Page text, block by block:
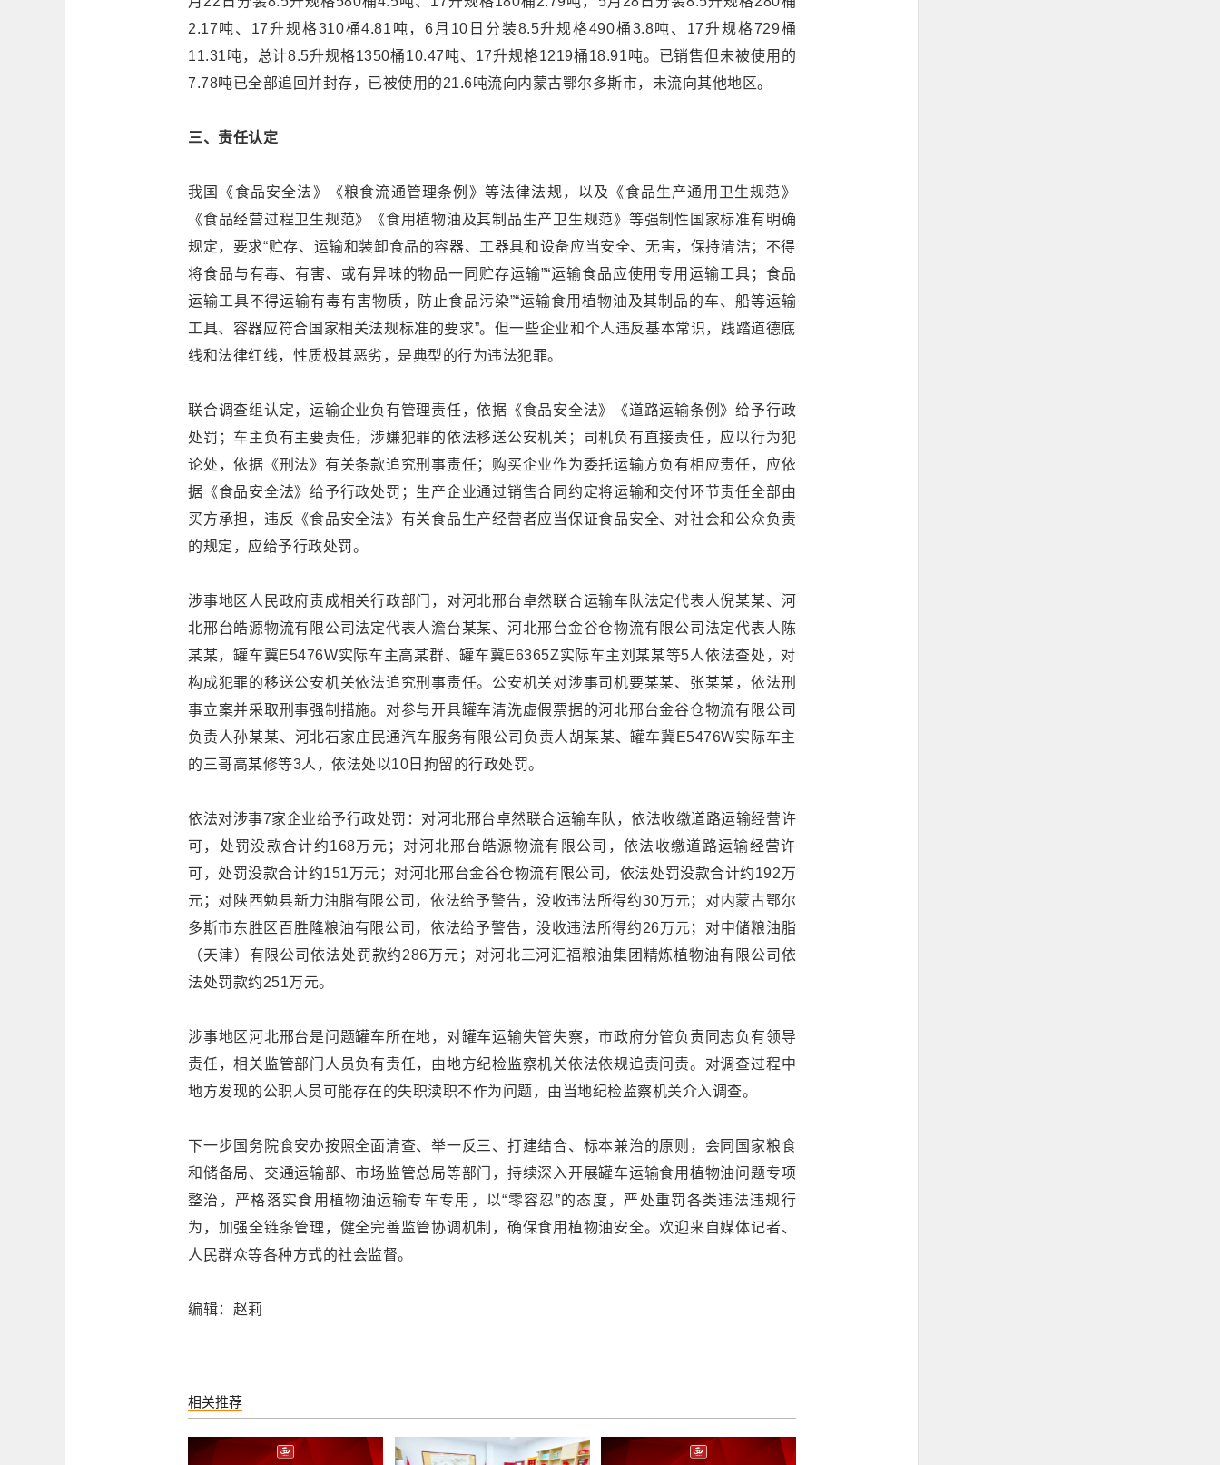
2.17吨、17升规格310桶4.81吨，6月10日分装8.5升规格490桶3.8吨、17升规格729桶
11.31吨，总计8.5升规格1350桶10.47吨、17升规格1219桶18.91吨。已销售但未被使用的
7.78吨已全部追回并封存，已被使用的21.6吨流向内蒙古鄂尔多斯市，未流向其他地区。
三、责任认定
我国《食品安全法》《粮食流通管理条例》等法律法规，以及《食品生产通用卫生规范》
《食品经营过程卫生规范》《食用植物油及其制品生产卫生规范》等强制性国家标准有明确
规定，要求“贮存、运输和装卸食品的容器、工器具和设备应当安全、无害，保持清洁；不得
将食品与有毒、有害、或有异味的物品一同贮存运输”“运输食品应使用专用运输工具；食品
运输工具不得运输有毒有害物质，防止食品污染”“运输食用植物油及其制品的车、船等运输
工具、容器应符合国家相关法规标准的要求”。但一些企业和个人违反基本常识，践踏道德底
线和法律红线，性质极其恶劣，是典型的行为违法犯罪。
联合调查组认定，运输企业负有管理责任，依据《食品安全法》《道路运输条例》给予行政
处罚；车主负有主要责任，涉嫌犯罪的依法移送公安机关；司机负有直接责任，应以行为犯
论处，依据《刑法》有关条款追究刑事责任；购买企业作为委托运输方负有相应责任，应依
据《食品安全法》给予行政处罚；生产企业通过销售合同约定将运输和交付环节责任全部由
买方承担，违反《食品安全法》有关食品生产经营者应当保证食品安全、对社会和公众负责
的规定，应给予行政处罚。
涉事地区人民政府责成相关行政部门，对河北邢台卓然联合运输车队法定代表人倪某某、河
北邢台皓源物流有限公司法定代表人澹台某某、河北邢台金谷仓物流有限公司法定代表人陈
某某，罐车冀E5476W实际车主高某群、罐车冀E6365Z实际车主刘某某等5人依法查处，对
构成犯罪的移送公安机关依法追究刑事责任。公安机关对涉事司机要某某、张某某，依法刑
事立案并采取刑事强制措施。对参与开具罐车清洗虚假票据的河北邢台金谷仓物流有限公司
负责人孙某某、河北石家庄民通汽车服务有限公司负责人胡某某、罐车冀E5476W实际车主
的三哥高某修等3人，依法处以10日拘留的行政处罚。
依法对涉事7家企业给予行政处罚：对河北邢台卓然联合运输车队，依法收缴道路运输经营许
可，处罚没款合计约168万元；对河北邢台皓源物流有限公司，依法收缴道路运输经营许
可，处罚没款合计约151万元；对河北邢台金谷仓物流有限公司，依法处罚没款合计约192万
元；对陕西勉县新力油脂有限公司，依法给予警告，没收违法所得约30万元；对内蒙古鄂尔
多斯市东胜区百胜隆粮油有限公司，依法给予警告，没收违法所得约26万元；对中储粮油脂
（天津）有限公司依法处罚款约286万元；对河北三河汇福粮油集团精炼植物油有限公司依
法处罚款约251万元。
涉事地区河北邢台是问题罐车所在地，对罐车运输失管失察，市政府分管负责同志负有领导
责任，相关监管部门人员负有责任，由地方纪检监察机关依法依规追责问责。对调查过程中
地方发现的公职人员可能存在的失职渎职不作为问题，由当地纪检监察机关介入调查。
下一步国务院食安办按照全面清查、举一反三、打建结合、标本兼治的原则，会同国家粮食
和储备局、交通运输部、市场监管总局等部门，持续深入开展罐车运输食用植物油问题专项
整治，严格落实食用植物油运输专车专用，以“零容忍”的态度，严处重罚各类违法违规行
为，加强全链条管理，健全完善监管协调机制，确保食用植物油安全。欢迎来自媒体记者、
人民群众等各种方式的社会监督。
编辑：赵莉
相关推荐